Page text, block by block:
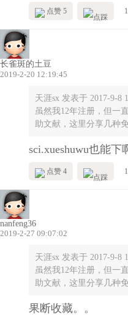
点赞 5
长雀斑的土豆
2019-2-20 12:19:45
天涯sx 发表于 2017-9-8
虽然我12年注册，但一
助文献，这里分享几种
sci.xueshuwu也能下
点赞 4
nanfeng36
2019-2-27 09:07:02
天涯sx 发表于 2017-9-8
虽然我12年注册，但一
助文献，这里分享几种
果断收藏。。